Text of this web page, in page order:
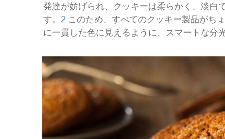
発達が妨げられ、クッキーは柔らかく、淡白
す。 2 このため、すべてのクッキー製品がち
に一貫した色に見えるように、スマートな分